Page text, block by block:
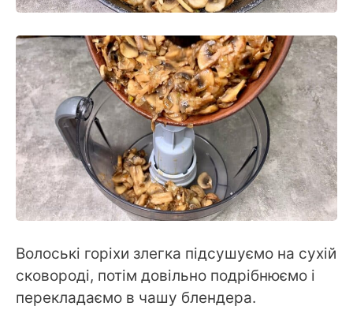
Волоські горіхи злегка підсушуємо на сухій
сковороді, потім довільно подрібнюємо і
перекладаємо в чашу блендера.